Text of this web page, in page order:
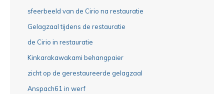
sfeerbeeld van de Cirio na restauratie
Gelagzaal tijdens de restauratie
de Cirio in restauratie
Kinkarakawakami behangpaier
zicht op de gerestaureerde gelagzaal
Anspach61 in werf